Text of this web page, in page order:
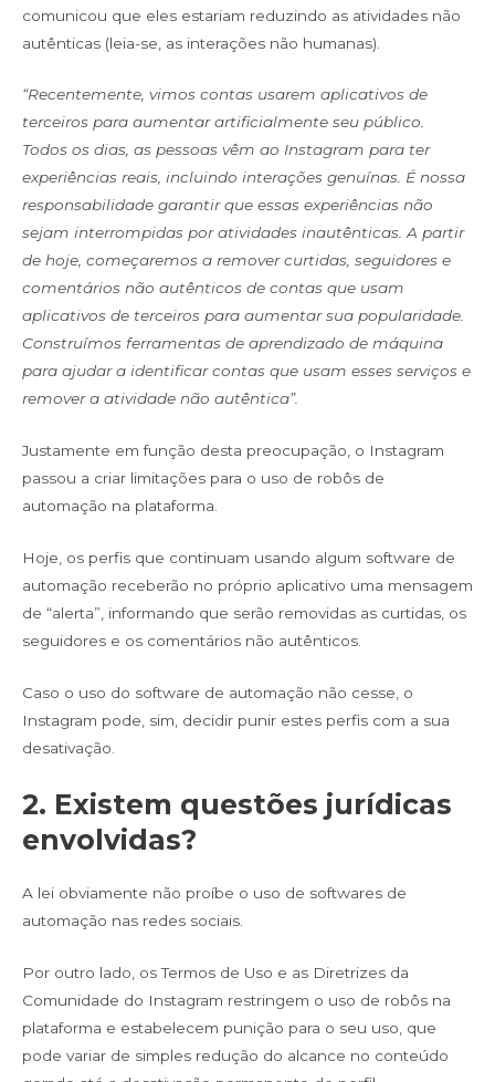
comunicou que eles estariam reduzindo as atividades não
autênticas (leia-se, as interações não humanas).
“Recentemente, vimos contas usarem aplicativos de
terceiros para aumentar artificialmente seu público.
Todos os dias, as pessoas vêm ao Instagram para ter
experiências reais, incluindo interações genuínas. É nossa
responsabilidade garantir que essas experiências não
sejam interrompidas por atividades inautênticas. A partir
de hoje, começaremos a remover curtidas, seguidores e
comentários não autênticos de contas que usam
aplicativos de terceiros para aumentar sua popularidade.
Construímos ferramentas de aprendizado de máquina
para ajudar a identificar contas que usam esses serviços e
remover a atividade não autêntica”.
Justamente em função desta preocupação, o Instagram
passou a criar limitações para o uso de robôs de
automação na plataforma.
Hoje, os perfis que continuam usando algum software de
automação receberão no próprio aplicativo uma mensagem
de “alerta”, informando que serão removidas as curtidas, os
seguidores e os comentários não autênticos.
Caso o uso do software de automação não cesse, o
Instagram pode, sim, decidir punir estes perfis com a sua
desativação.
2. Existem questões jurídicas
envolvidas?
A lei obviamente não proíbe o uso de softwares de
automação nas redes sociais.
Por outro lado, os Termos de Uso e as Diretrizes da
Comunidade do Instagram restringem o uso de robôs na
plataforma e estabelecem punição para o seu uso, que
pode variar de simples redução do alcance no conteúdo